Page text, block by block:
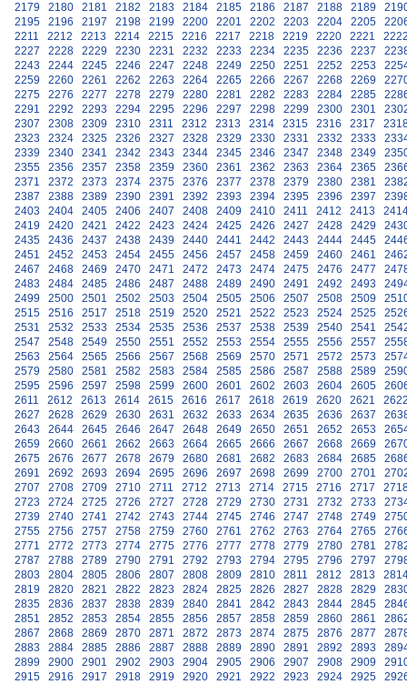
2179
2180 2181 2182 2183 2184 2185 2186 2187 2188 2189
2195
2196 2197 2198 2199 2200 2201 2202 2203 2204 2205
2211
2212 2213 2214 2215 2216 2217 2218 2219 2220 2221
2227
2228 2229 2230 2231 2232 2233 2234 2235 2236 2237
2243
2244 2245 2246 2247 2248 2249 2250 2251 2252 2253
2259
2260 2261 2262 2263 2264 2265 2266 2267 2268 2269
2275
2276 2277 2278 2279 2280 2281 2282 2283 2284 2285
2291
2292 2293 2294 2295 2296 2297 2298 2299 2300 2301
2307
2308 2309 2310 2311 2312 2313 2314 2315 2316 2317
2323
2324 2325 2326 2327 2328 2329 2330 2331 2332 2333
2339
2340 2341 2342 2343 2344 2345 2346 2347 2348 2349
2355
2356 2357 2358 2359 2360 2361 2362 2363 2364 2365
2371
2372 2373 2374 2375 2376 2377 2378 2379 2380 2381
2387
2388 2389 2390 2391 2392 2393 2394 2395 2396 2397
2403
2404 2405 2406 2407 2408 2409 2410 2411 2412 2413
2419
2420 2421 2422 2423 2424 2425 2426 2427 2428 2429
2435
2436 2437 2438 2439 2440 2441 2442 2443 2444 2445
2451
2452 2453 2454 2455 2456 2457 2458 2459 2460 2461
2467
2468 2469 2470 2471 2472 2473 2474 2475 2476 2477
2483
2484 2485 2486 2487 2488 2489 2490 2491 2492 2493
2499
2500 2501 2502 2503 2504 2505 2506 2507 2508 2509
2515
2516 2517 2518 2519 2520 2521 2522 2523 2524 2525
2531
2532 2533 2534 2535 2536 2537 2538 2539 2540 2541
2547
2548 2549 2550 2551 2552 2553 2554 2555 2556 2557
2563
2564 2565 2566 2567 2568 2569 2570 2571 2572 2573
2579
2580 2581 2582 2583 2584 2585 2586 2587 2588 2589
2595
2596 2597 2598 2599 2600 2601 2602 2603 2604 2605
2611
2612 2613 2614 2615 2616 2617 2618 2619 2620 2621
2627
2628 2629 2630 2631 2632 2633 2634 2635 2636 2637
2643
2644 2645 2646 2647 2648 2649 2650 2651 2652 2653
2659
2660 2661 2662 2663 2664 2665 2666 2667 2668 2669
2675
2676 2677 2678 2679 2680 2681 2682 2683 2684 2685
2691
2692 2693 2694 2695 2696 2697 2698 2699 2700 2701
2707
2708 2709 2710 2711 2712 2713 2714 2715 2716 2717
2723
2724 2725 2726 2727 2728 2729 2730 2731 2732 2733
2739
2740 2741 2742 2743 2744 2745 2746 2747 2748 2749
2755
2756 2757 2758 2759 2760 2761 2762 2763 2764 2765
2771
2772 2773 2774 2775 2776 2777 2778 2779 2780 2781
2787
2788 2789 2790 2791 2792 2793 2794 2795 2796 2797
2803
2804 2805 2806 2807 2808 2809 2810 2811 2812 2813
2819
2820 2821 2822 2823 2824 2825 2826 2827 2828 2829
2835
2836 2837 2838 2839 2840 2841 2842 2843 2844 2845
2851
2852 2853 2854 2855 2856 2857 2858 2859 2860 2861
2867
2868 2869 2870 2871 2872 2873 2874 2875 2876 2877
2883
2884 2885 2886 2887 2888 2889 2890 2891 2892 2893
2899
2900 2901 2902 2903 2904 2905 2906 2907 2908 2909
2915
2916 2917 2918 2919 2920 2921 2922 2923 2924 2925